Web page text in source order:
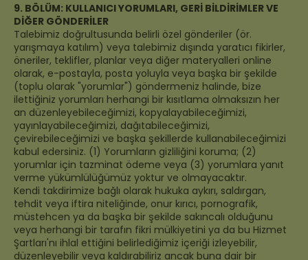
9. BÖLÜM: KULLANICI YORUMLARI, GERİ BİLDİRİMLER VE
DİĞER GÖNDERİLER
Talebimiz doğrultusunda belirli özel gönderiler (ör.
yarışmaya katılım) veya talebimiz dışında yaratıcı fikirler,
öneriler, teklifler, planlar veya diğer materyalleri online
olarak, e-postayla, posta yoluyla veya başka bir şekilde
(toplu olarak "yorumlar") göndermeniz halinde, bize
ilettiğiniz yorumları herhangi bir kısıtlama olmaksızın her
an düzenleyebileceğimizi, kopyalayabileceğimizi,
yayınlayabileceğimizi, dağıtabileceğimizi,
çevirebileceğimizi ve başka şekillerde kullanabileceğimizi
kabul edersiniz. (1) Yorumların gizliliğini koruma; (2)
yorumlar için tazminat ödeme veya (3) yorumlara yanıt
verme yükümlülüğümüz yoktur ve olmayacaktır.
Kendi takdirimize bağlı olarak hukuka aykırı, saldırgan,
tehdit veya iftira niteliğinde, onur kırıcı, pornografik,
müstehcen ya da başka bir şekilde sakıncalı olduğunu
veya herhangi bir tarafın fikri mülkiyetini ya da bu Hizmet
Şartları'nı ihlal ettiğini belirlediğimiz içeriği izleyebilir,
düzenleyebilir veya kaldırabiliriz ancak buna dair bir